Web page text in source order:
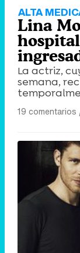
ALTA
Lina
La actriz,
semana,
19 comentarios